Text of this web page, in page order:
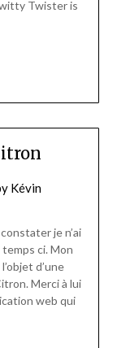
Twister is
Kévin
je n’ai
temps ci. Mon
d’une
Merci à lui
web qui